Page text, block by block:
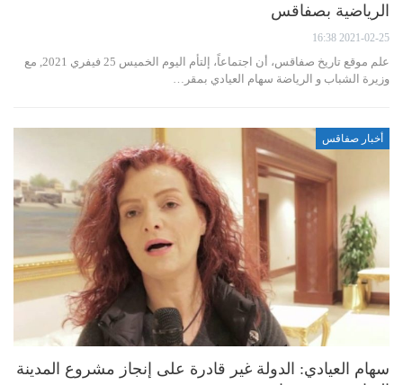
الرياضية بصفاقس
2021-02-25 16:38
علم موقع تاريخ صفاقس، أن اجتماعاً، إلتأم اليوم الخميس 25 فيفري 2021, مع
وزيرة الشباب و الرياضة سهام العيادي بمقر…
أخبار صفاقس
سهام العيادي: الدولة غير قادرة على إنجاز مشروع المدينة